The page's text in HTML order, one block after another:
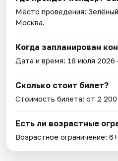
Место проведения:
Москва.
Когда запланирован
Дата и время: 18 июля 2026
Сколько стоит билет?
Стоимость билета: от 2
Есть ли возрастные
Возрастное ограничение: